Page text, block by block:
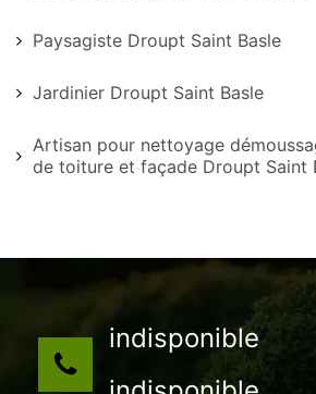
Paysagiste Droupt Saint Basle
Jardinier Droupt Saint Basle
Artisan pour nettoyage
de toiture et façade Droupt Saint
indisponible